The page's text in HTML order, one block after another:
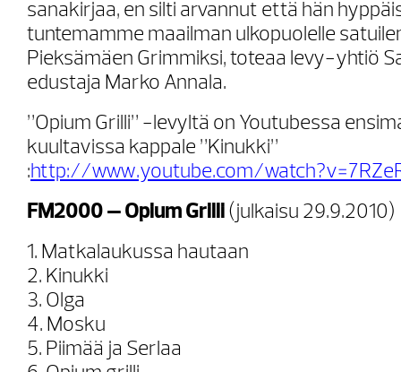
sanakirjaa, en silti arvannut että hän
tuntemamme maailman ulkopuolelle
Pieksämäen Grimmiksi, toteaa levy-yhtiö
edustaja Marko Annala.
”Opium Grilli” -levyltä on Youtubessa
kuultavissa kappale ”Kinukki”
:http://www.youtube.com/
FM2000 – Opium Grilli (julkaisu 29.9.2010)
1. Matkalaukussa hautaan
2. Kinukki
3. Olga
4. Mosku
5. Piimää ja Serlaa